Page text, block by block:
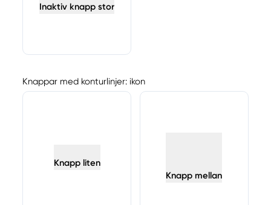
Inaktiv knapp stor
Knappar med konturlinjer: ikon
Knapp liten
Knapp mellan